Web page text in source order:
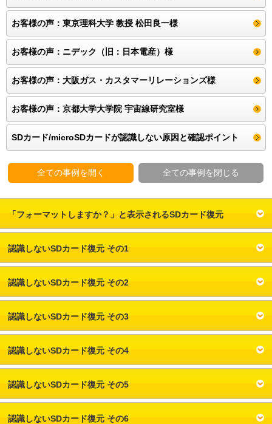
お客様の声：東京理科大学 教授 松田良一様
お客様の声：ニデック（旧：日本電産）様
お客様の声：大阪ガス・カスタマーリレーションズ様
お客様の声：京都大学大学院 宇宙線研究室様
SDカード/microSDカードが認識しない原因と確認ポイント
全ての事例を開く 全ての事例を閉じる
「フォーマットしますか？」と表示されるSDカード復元
認識しないSDカード復元 その1
認識しないSDカード復元 その2
認識しないSDカード復元 その3
認識しないSDカード復元 その4
認識しないSDカード復元 その5
認識しないSDカード復元 その6
特定商取引法に基づく表記